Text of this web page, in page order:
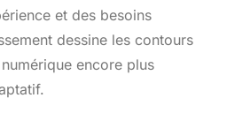
et des besoins
dessine les contours
encore plus